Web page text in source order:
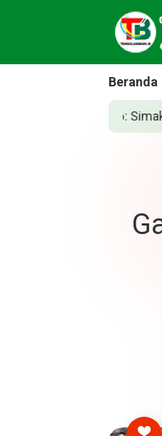
Beranda
Harga Tiket, dan Cara